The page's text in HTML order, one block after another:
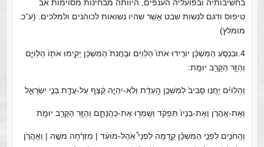
בחשיבותיה ובפועליה הענפים, היוותה מבחינות מסוימות אב
טיפוס ודגם לנשות שבט אָשֵׁר שהיו נשואות לכוהנים ולמלכים. (ע”כ.
מומלץ)
4.וּבִנְסֹ֣עַ הַמִּשְׁכָּ֗ן יוֹרִ֤ידוּ אֹתוֹ֙ הַלְוִיִּ֔ם וּבַֽחֲנֹת֙ הַמִּשְׁכָּ֔ן יָקִ֥ימוּ אֹת֖וֹ הַלְוִיִּ֑ם
וְהַזָּ֥ר הַקָּרֵ֖ב יוּמָֽת:
וְהַלְוִיִּ֗ם יַֽחֲנ֤וּ סָבִיב֙ לְמִשְׁכַּ֣ן הָֽעֵדֻ֔ת וְלֹֽא-יִהְיֶ֣ה קֶ֔צֶף עַל-עֲדַ֖ת בְּנֵ֣י יִשְׂרָאֵ֑ל
וְאֶת-אַֽהֲרֹ֤ן וְאֶת-בָּנָיו֙ תִּפְקֹ֔ד וְשָֽׁמְר֖וּ אֶת-כְּהֻנָּתָ֑ם וְהַזָּ֥ר הַקָּרֵ֖ב יוּמָֽת
וְהַֽחֹנִ֣ים לִפְנֵ֣י הַמִּשְׁכָּ֡ן קֵ֣דְמָה לִפְנֵי֩ אֹֽהֶל-מוֹעֵ֨ד | מִזְרָ֜חָה מֹשֶׁ֣ה | וְאַֽהֲרֹ֣ן